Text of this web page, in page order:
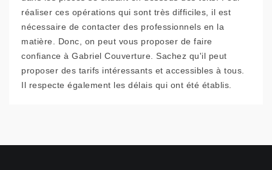
réaliser ces opérations qui sont très difficiles, il est
nécessaire de contacter des professionnels en la
matière. Donc, on peut vous proposer de faire
confiance à Gabriel Couverture. Sachez qu'il peut
proposer des tarifs intéressants et accessibles à tous.
Il respecte également les délais qui ont été établis.